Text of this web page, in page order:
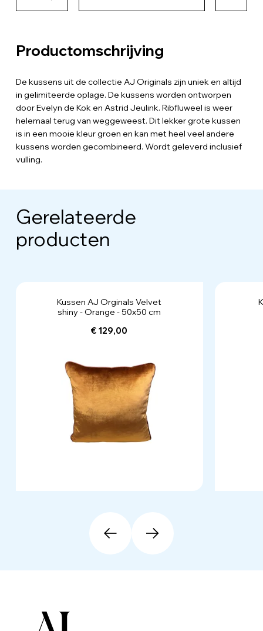
Productomschrijving
De kussens uit de collectie AJ Originals zijn uniek en altijd
in gelimiteerde oplage. De kussens worden ontworpen
door Evelyn de Kok en Astrid Jeulink. Ribfluweel is weer
helemaal terug van weggeweest. Dit lekker grote kussen
is in een mooie kleur groen en kan met heel veel andere
kussens worden gecombineerd. Wordt geleverd inclusief
vulling.
Gerelateerde
producten
Kussen AJ Orginals Velvet
shiny - Orange - 50x50 cm
€ 129,00